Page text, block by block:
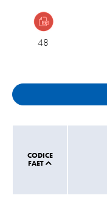
48
CODICE
FAET